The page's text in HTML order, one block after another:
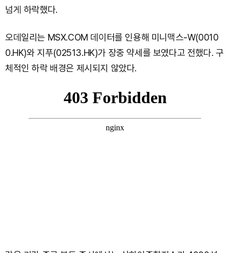
넘게 하락했다.
오데일리는 MSX.COM 데이터를 인용해 미니맥스-W(0010
0.HK)와 지푸(02513.HK)가 장중 약세를 보였다고 전했다. 구
체적인 하락 배경은 제시되지 않았다.